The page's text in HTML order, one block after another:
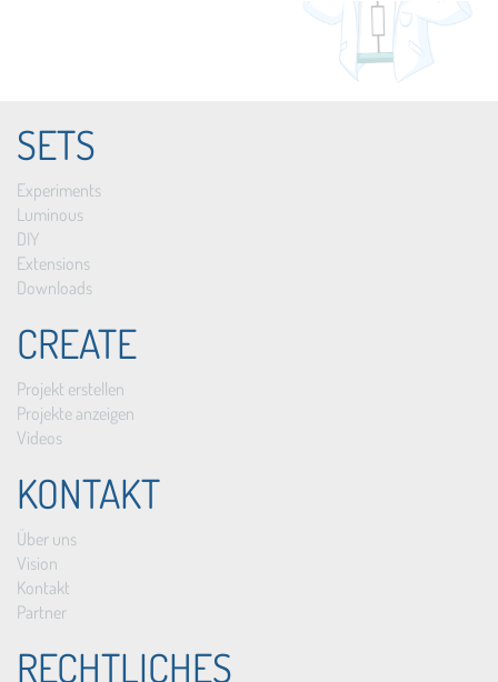
SETS
Experiments
Luminous
DIY
Extensions
Downloads
CREATE
Projekt erstellen
Projekte anzeigen
Videos
KONTAKT
Über uns
Vision
Kontakt
Partner
RECHTLICHES